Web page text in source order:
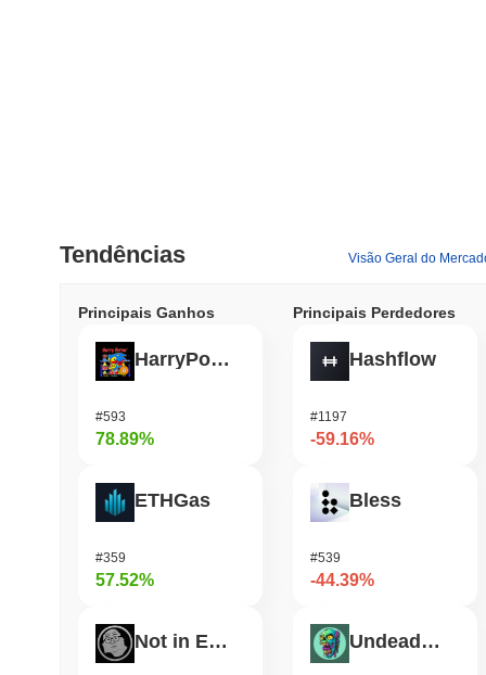
Tendências Visão Geral do
Principais Ganhos
HarryPotterObamaSonic10Inu (ETH)
#593
78.89%
ETHGas
#359
57.52%
Not in Employment, Education, or Training
Principais Perdedores
Hashflow
#1197
-59.16%
Bless
#539
-44.39%
Undeads Games